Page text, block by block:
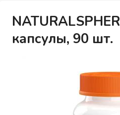
капсулы, 90 шт.